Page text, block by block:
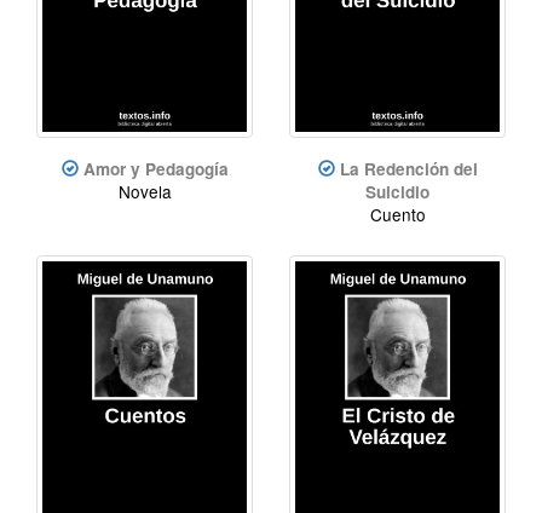
Amor y Pedagogía
Novela
La Redención del
Suicidio
Cuento